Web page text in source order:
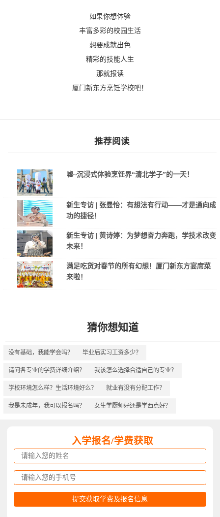
如果你想体验
丰富多彩的校园生活
想要成就出色
精彩的技能人生
那就报读
厦门新东方烹饪学校吧！
推荐阅读
嘘~沉浸式体验烹饪界“清北学子”的一天！
新生专访 | 张曼怡：有想法有行动——才是通向成
功的捷径！
新生专访 | 黄诗婷：为梦想奋力奔跑，学技术改变
未来！
满足吃货对春节的所有幻想！厦门新东方宴席菜
来啦！
猜你想知道
没有基础，我能学会吗？ 毕业后实习工资多少？
请问各专业的学费详细介绍？ 我该怎么选择合适自己的专业？
学校环境怎么样？生活环境好么？ 就业有没有分配工作？
我是未成年，我可以报名吗？ 女生学厨师好还是学西点好？
入学报名/学费获取